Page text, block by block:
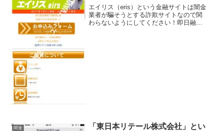
エイリス（eris）という金融サイトは闇金
業者が騙そうとする詐欺サイトなので関
わらないようにしてください！即日融資
闇金
「東日本リテール株式会社」とい